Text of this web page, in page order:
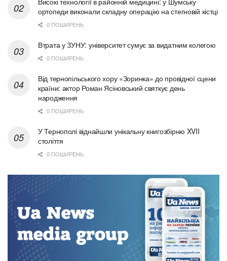
ортопеди виконали складну операцію на стегновій кістці
0 ПОШИРЕНЬ
Втрата у ЗУНУ: університет сумує за видатним колегою
0 ПОШИРЕНЬ
Від тернопільського хору «Зоринка» до провідної сцени
країни: актор Роман Ясіновський святкує день
народження
0 ПОШИРЕНЬ
У Тернополі віднайшли унікальну книгозбірню XVII
століття
0 ПОШИРЕНЬ